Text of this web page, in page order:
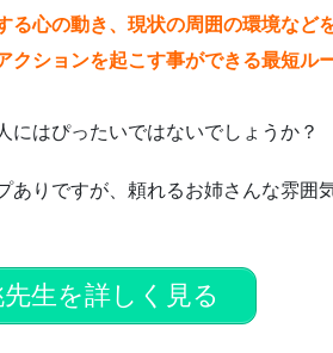
る心の動き、現状の周囲の環境など
クションを起こす事ができる最短ル
にはぴったいではないでしょうか？
ありですが、頼れるお姉さんな雰囲
生を詳しく見る